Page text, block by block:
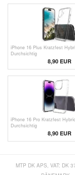
iPhone 16 Plus Kratzfest
Durchsichtig
8,90 EUR
iPhone 16 Pro Kratzfest
Durchsichtig
8,90 EUR
MTP DK APS, VAT: DK